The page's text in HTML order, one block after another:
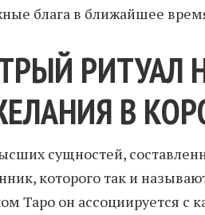
блага в ближайшее
РИТУАЛ
В
сущностей,
которого так и
Таро он ассоциируется с